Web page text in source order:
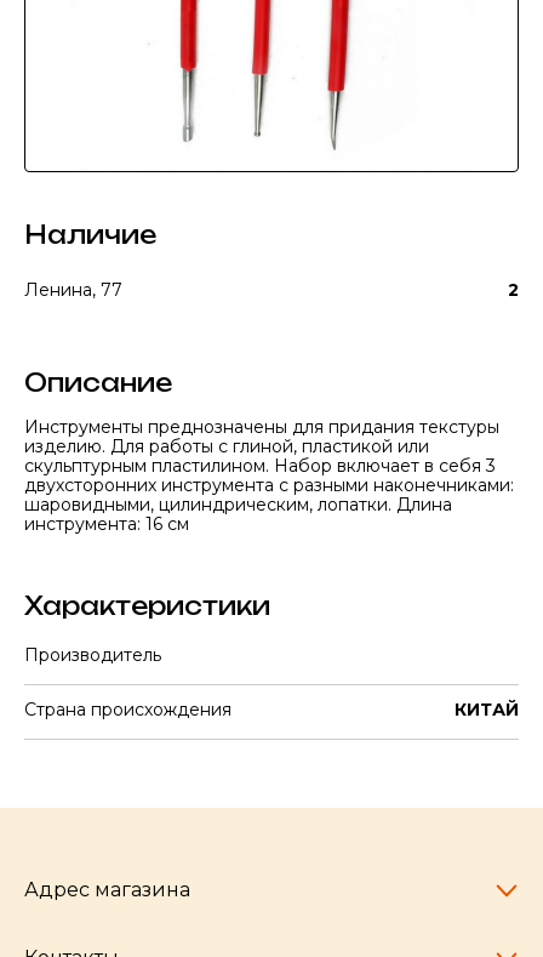
Наличие
Ленина, 77 2
Описание
Инструменты преднозначены для придания текстуры
изделию. Для работы с глиной, пластикой или
скульптурным пластилином. Набор включает в себя 3
двухсторонних инструмента с разными наконечниками:
шаровидными, цилиндрическим, лопатки. Длина
инструмента: 16 см
Характеристики
Производитель
Страна происхождения КИТАЙ
Адрес магазина